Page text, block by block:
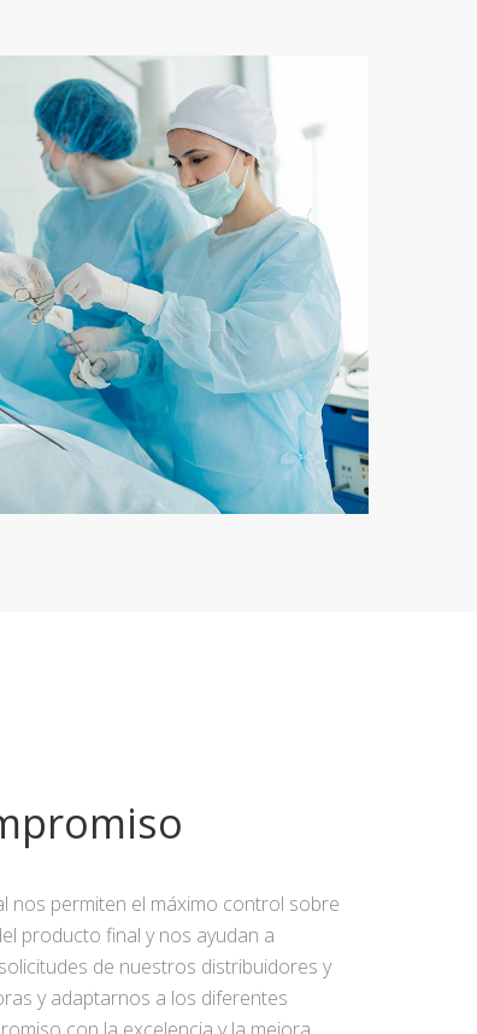
nos permiten el máximo control sobre
producto final y nos ayudan a
de nuestros distribuidores y
y adaptarnos a los diferentes